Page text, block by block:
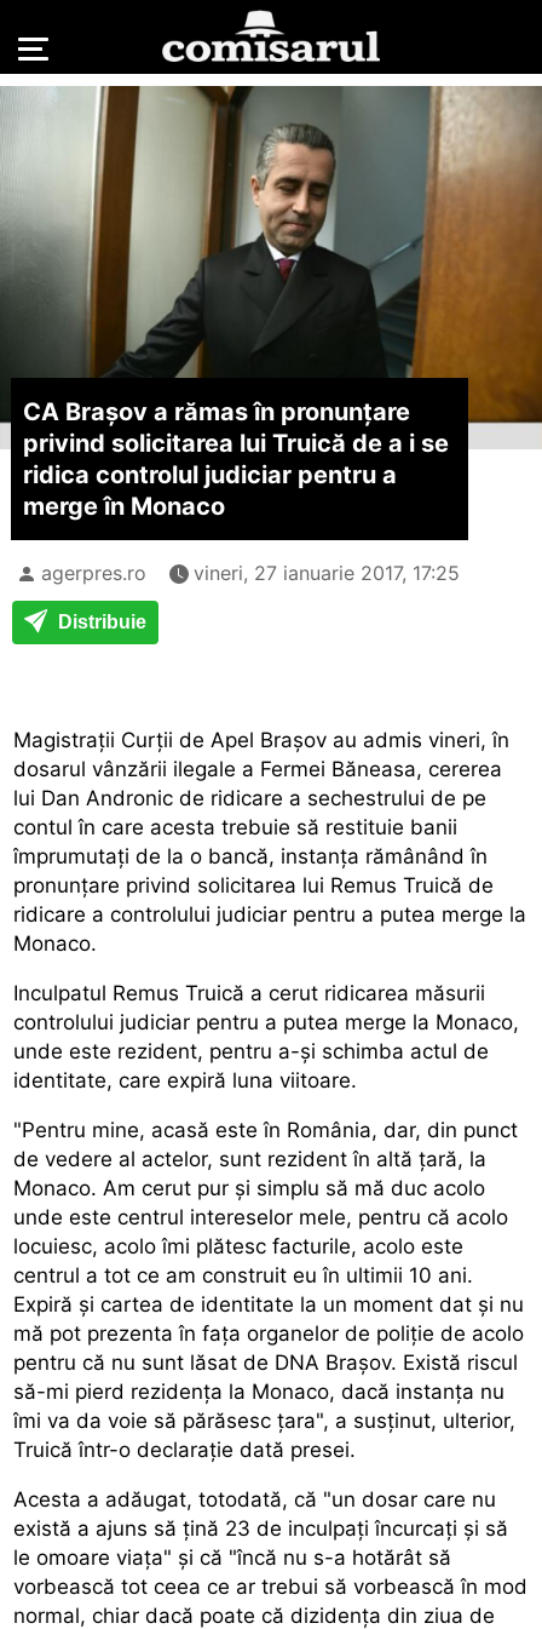
CA Brașov a rămas în pronunțare
privind solicitarea lui Truică de a i se
ridica controlul judiciar pentru a
merge în Monaco
agerpres.ro vineri, 27 ianuarie 2017, 17:25
Distribuie
Magistrații Curții de Apel Brașov au admis vineri, în
dosarul vânzării ilegale a Fermei Băneasa, cererea
lui Dan Andronic de ridicare a sechestrului de pe
contul în care acesta trebuie să restituie banii
împrumutați de la o bancă, instanța rămânând în
pronunțare privind solicitarea lui Remus Truică de
ridicare a controlului judiciar pentru a putea merge la
Monaco.
Inculpatul Remus Truică a cerut ridicarea măsurii
controlului judiciar pentru a putea merge la Monaco,
unde este rezident, pentru a-și schimba actul de
identitate, care expiră luna viitoare.
"Pentru mine, acasă este în România, dar, din punct
de vedere al actelor, sunt rezident în altă țară, la
Monaco. Am cerut pur și simplu să mă duc acolo
unde este centrul intereselor mele, pentru că acolo
locuiesc, acolo îmi plătesc facturile, acolo este
centrul a tot ce am construit eu în ultimii 10 ani.
Expiră și cartea de identitate la un moment dat și nu
mă pot prezenta în fața organelor de poliție de acolo
pentru că nu sunt lăsat de DNA Brașov. Există riscul
să-mi pierd rezidența la Monaco, dacă instanța nu
îmi va da voie să părăsesc țara", a susținut, ulterior,
Truică într-o declarație dată presei.
Acesta a adăugat, totodată, că "un dosar care nu
există a ajuns să țină 23 de inculpați încurcați și să
le omoare viața" și că "încă nu s-a hotărât să
vorbească tot ceea ce ar trebui să vorbească în mod
normal, chiar dacă poate că dizidența din ziua de